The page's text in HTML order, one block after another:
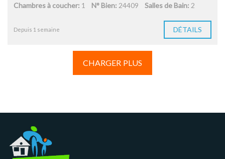
Chambres à coucher: 1 N° Bien: 24409 Salles de Bain: 2
Depuis 1 semaine DÉTAILS
CHARGER PLUS